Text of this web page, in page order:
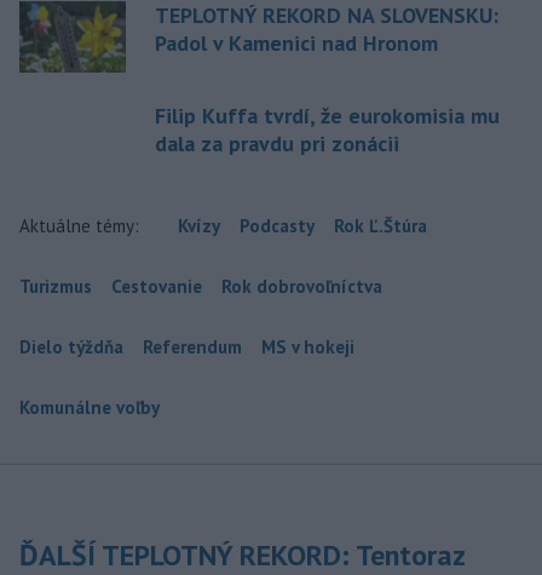
TEPLOTNÝ REKORD NA SLOVENSKU:
Padol v Kamenici nad Hronom
Filip Kuffa tvrdí, že eurokomisia mu
dala za pravdu pri zonácii
Aktuálne témy: Kvízy Podcasty Rok Ľ.Štúra
Turizmus Cestovanie Rok dobrovoľníctva
Dielo týždňa Referendum MS v hokeji
Komunálne voľby
ĎALŠÍ TEPLOTNÝ REKORD: Tentoraz